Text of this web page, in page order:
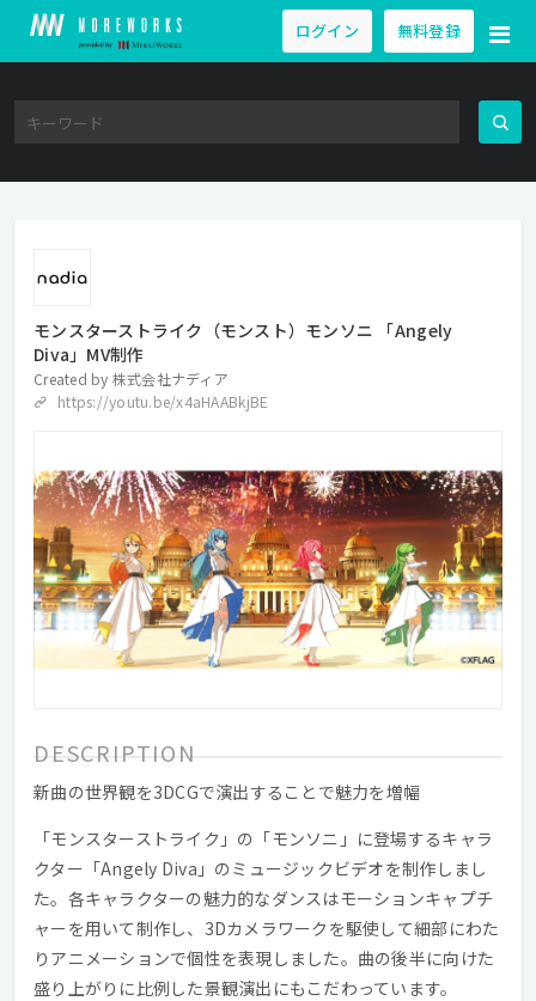
ログイン 無料登録
モンスターストライク（モンスト）モンソニ 「Angely
Diva」MV制作
Created by 株式会社ナディア
https://youtu.be/x4aHAABkjBE
DESCRIPTION
新曲の世界観を3DCGで演出することで魅力を増幅
「モンスターストライク」の「モンソニ」に登場するキャラ
クター「Angely Diva」のミュージックビデオを制作しまし
た。各キャラクターの魅力的なダンスはモーションキャプチ
ャーを用いて制作し、3Dカメラワークを駆使して細部にわた
りアニメーションで個性を表現しました。曲の後半に向けた
盛り上がりに比例した景観演出にもこだわっています。